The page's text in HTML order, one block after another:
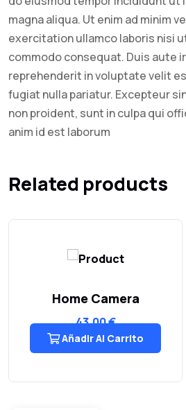
magna aliqua. Ut enim ad minim
exercitation ullamco laboris nisi
commodo consequat. Duis aute
reprehenderit in voluptate velit
fugiat nulla pariatur. Excepteur
non proident, sunt in culpa qui
anim id est laborum
Related products
Home Camera
43,00€
Añadir Al Carrito